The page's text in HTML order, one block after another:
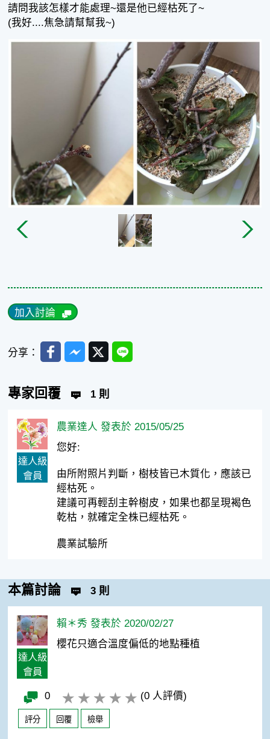
請問我該怎樣才能處理~還是他已經枯死了~
(我好....焦急請幫幫我~)
加入討論
分享： FacebookMessenger
TwitterLine
專家回覆 1 則
達人級
會員
農業達人 發表於 2015/05/25
您好:
由所附照片判斷，樹枝皆已木質化，應該已
經枯死。
建議可再輕刮主幹樹皮，如果也都呈現褐色
乾枯，就確定全株已經枯死。
農業試驗所
本篇討論 3 則
達人級
會員
賴＊秀 發表於 2020/02/27
櫻花只適合溫度偏低的地點種植
0 (0 人評價)
評分 回覆 檢舉